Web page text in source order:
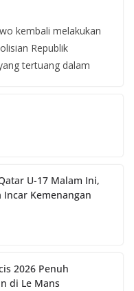
kembali melakukan
Republik
tertuang dalam
U-17 Malam Ini,
Kemenangan
2026 Penuh
di Le Mans